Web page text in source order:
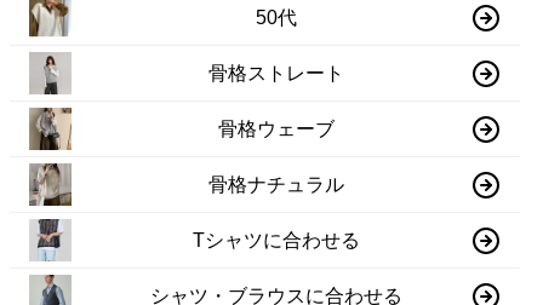
50代
骨格ストレート
骨格ウェーブ
骨格ナチュラル
Tシャツに合わせる
シャツ・ブラウスに合わせる